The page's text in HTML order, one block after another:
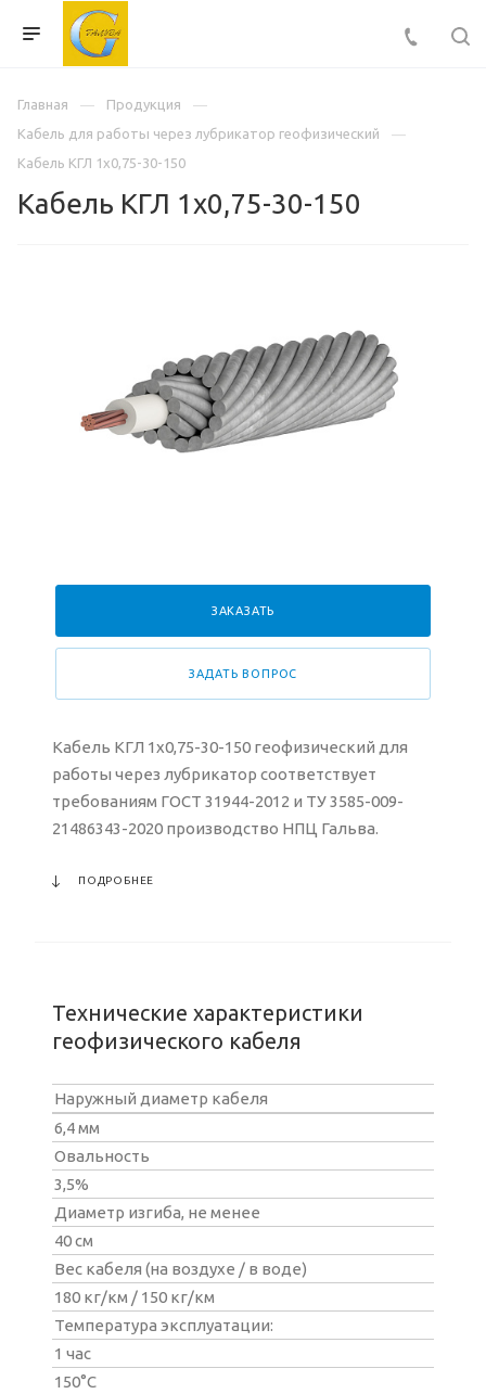
Главная
Продукция
Кабель для работы через лубрикатор геофизический
Кабель КГЛ 1х0,75-30-150
Кабель КГЛ 1х0,75-30-150
ЗАКАЗАТЬ
ЗАДАТЬ ВОПРОС
Кабель КГЛ 1х0,75-30-150 геофизический для
работы через лубрикатор соответствует
требованиям ГОСТ 31944-2012 и ТУ 3585-009-
21486343-2020 производство НПЦ Гальва.
ПОДРОБНЕЕ
Технические характеристики
геофизического кабеля
Наружный диаметр кабеля
6,4 мм
Овальность
3,5%
Диаметр изгиба, не менее
40 см
Вес кабеля (на воздухе / в воде)
180 кг/км / 150 кг/км
Температура эксплуатации:
1 час
150°С